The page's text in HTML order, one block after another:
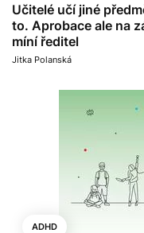
Učitelé učí jiné
to. Aprobace ale na
míní ředitel
Jitka Polanská
ADHD